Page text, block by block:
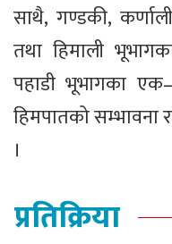
साथै, गण्डकी,
तथा हिमाली
पहाडी भूभागका
हिमपातको सम्भावना
।
प्रतिक्रिया